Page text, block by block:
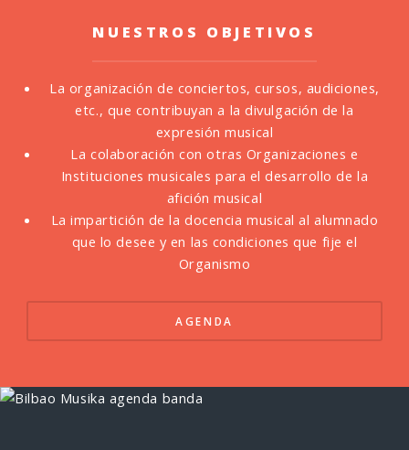
NUESTROS OBJETIVOS
La organización de conciertos, cursos, audiciones,
etc., que contribuyan a la divulgación de la
expresión musical
La colaboración con otras Organizaciones e
Instituciones musicales para el desarrollo de la
afición musical
La impartición de la docencia musical al alumnado
que lo desee y en las condiciones que fije el
Organismo
AGENDA